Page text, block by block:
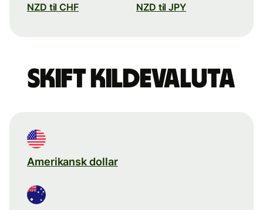
NZD til CHF NZD til JPY
Skift kildevaluta
Amerikansk dollar